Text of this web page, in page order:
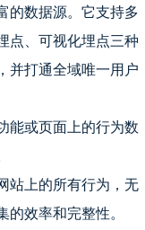
的数据源。它支持多
点、可视化埋点三种
并打通全域唯一用户
能或页面上的行为数
站上的所有行为，无
效率和完整性。